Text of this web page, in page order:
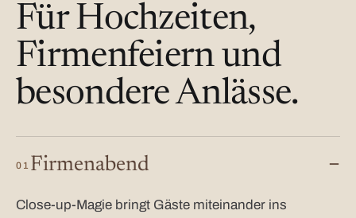
Für Hochzeiten,
Firmenfeiern und
besondere Anlässe.
01 Firmenabend
Close-up-Magie bringt Gäste miteinander ins